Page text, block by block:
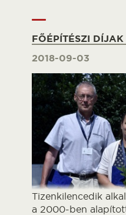
FŐÉPÍTÉSZI
2018-09-03
Tizenkilencedik
a 2000-ben